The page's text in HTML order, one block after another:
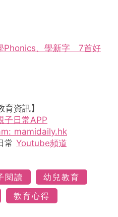
Phonics、學新字 7首好
育資訊】
子日常APP
mamidaily.hk
常 Youtube頻道
閱讀
幼兒教育
教育心得